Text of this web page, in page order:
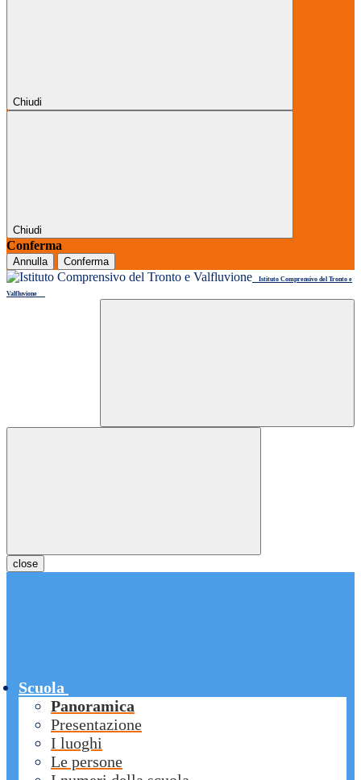
Chiudi
Chiudi
Conferma
Annulla Conferma
Istituto Comprensivo del Tronto e
Valfluvione
close
Scuola
Panoramica
Presentazione
I luoghi
Le persone